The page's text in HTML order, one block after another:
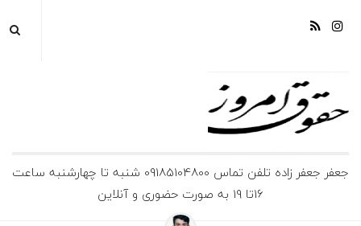
ج
جعفر جعفر زاده تلفن تماس 09185104800 شنبه تا چهارشنبه ساعت
16تا 19 به صورت حضوری و آنلاین